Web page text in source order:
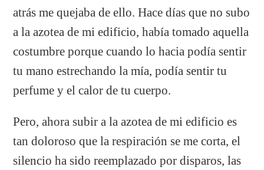
atrás me quejaba de ello. Hace días que no subo
a la azotea de mi edificio, había tomado aquella
costumbre porque cuando lo hacia podía sentir
tu mano estrechando la mía, podía sentir tu
perfume y el calor de tu cuerpo.
Pero, ahora subir a la azotea de mi edificio es
tan doloroso que la respiración se me corta, el
silencio ha sido reemplazado por disparos, las